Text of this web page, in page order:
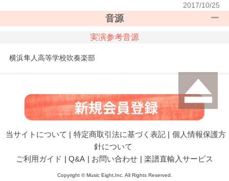
2017/10/25
音源
実演参考音源
横浜隼人高等学校吹奏楽部
当サイトについて | 特定商取引法に基づく表記 | 個人情報保護方
針について
ご利用ガイド | Q&A | お問い合わせ | 楽譜直輸入サービス
Copyright © Music Eight,Inc. All Rights Reserved.